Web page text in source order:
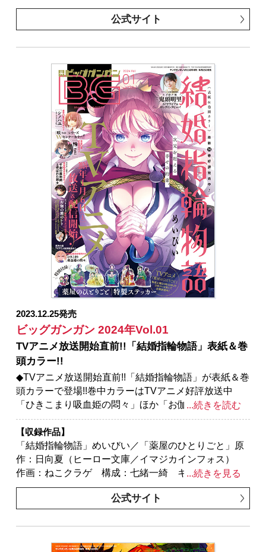
ゼント、アンケートなどへの応募はできません。
※表紙は紙で発行した雑誌と同一のものです。
クラゲ 構成：七緒一綺 キャラクター原案：しのと
うこ／「コスプレイヤーとおばあちゃん！」卯々乃／
／「ロクレイ -天成市りんね区役所第六感部助霊課活動
記-」地主／「ゴブリンスレイヤー」原作：蝸牛くも
（GA文庫／ＳＢクリエイティブ刊） 作画：黒瀬浩
介 キャラクター原案：神奈月昇／「ゴブリンスレイ
ヤー：デイ・イン・ザ・ライフ」原作：蝸牛くも(GA
文庫/SBクリエイティブ刊) 作画：マツセダイチ キ
ャラクター原案：神奈月昇／「俺より弱いやつに会い
に行く」押切蓮介／「茶道部の甘ヶ崎さん」大堀ユタ
カ／「やさしい先輩」ハナツカシオリ／「ハイスコア
ガール DASH」押切蓮介／「父は英雄、母は精霊、娘
の私は転生者。」原作：松浦（カドカワBOOKS） 作
画：大堀ユタカ キャラクター原案：keepout／「お願
いアフロディーテ」式田／「千剣の魔術師と呼ばれた
剣士」原作：高光晶（角川スニーカー文庫／
KADOKAWA刊） キャラクター原案：Gilse 作画：
黒須恵麻／「目隠れ臣下は息抜きしたい」キナミブン
タ／「BADON」オノ・ナツメ／「宇宙人のあそこって
すごいみたいですよ」せなか太郎／「モスクワ2160」
原作：蝸牛くも(GA文庫/SBクリエイティブ刊) 作
画：関根光太郎 キャラクター原案：神奈月昇／「シ
ノハユ」原作：小林立 作画：五十嵐あぐり／「怜-
Toki-」原案：小林立 漫画：めきめき／「SHIORI
EXPERIENCE ジミなわたしとヘンなおじさん」長田
悠幸 町田一八／「君に二度目のさよならを。」原
作：タナカトモ 作画：蛸川蛸丸／「スター・ウォー
ズ：マンダロリアン」監修：ルーカスフィルム 原
案：ウォルト・ディズニー・カンパニー 漫画：大沢
祐輔
公式サイト
2023.12.25発売
ビッグガンガン 2024年Vol.01
TVアニメ放送開始直前!!「結婚指輪物語」表紙＆巻
頭カラー!!
◆TVアニメ放送開始直前!!「結婚指輪物語」が表紙＆巻
頭カラーで登場!!巻中カラーはTVアニメ好評放送中
「ひきこまり吸血姫の悶々」ほか「お伽の匣のレト」
「シノハユ the dawn of age」「怜-Toki-」「千剣の魔
術師と呼ばれた剣士」全５作品!!
※紙で発行した雑誌と、掲載内容が一部異なる場合が
ございます。特別付録はついておりません。またプレ
ゼント、アンケートなどへの応募はできません。
※表紙は紙で発行した雑誌と同一のものです。
...続きを読む
【収録作品】
「結婚指輪物語」めいびい／「薬屋のひとりごと」原
作：日向夏（ヒーロー文庫／イマジカインフォス）
作画：ねこクラゲ 構成：七緒一綺 キャラクター原
案：しのとうこ／「ゴブリンスレイヤー」原作：蝸牛
くも（GA文庫／ＳＢクリエイティブ刊） 作画：黒瀬
イヤー：デイ・イン・ザ・ライフ」原作：蝸牛くも
(GA文庫/SBクリエイティブ刊) 作画：マツセダイ
...続きを見る
公式サイト